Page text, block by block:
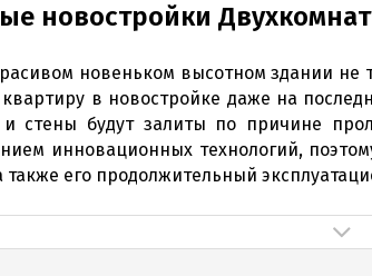
новостройки
новеньком высотном здании не
в новостройке даже на
и стены будут залиты по причине
инновационных технологий,
также его продолжительный